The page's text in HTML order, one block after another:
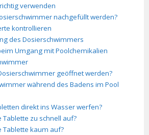
verwenden
nachgefüllt werden?
kontrollieren
des Dosierschwimmers
Umgang mit Poolchemikalien
geöffnet werden?
während des Badens im Pool
direkt ins Wasser werfen?
Tablette zu schnell auf?
Tablette kaum auf?